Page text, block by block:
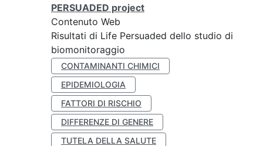
PERSUADED project
Contenuto Web
Risultati di Life Persuaded dello studio di
biomonitoraggio
CONTAMINANTI CHIMICI
EPIDEMIOLOGIA
FATTORI DI RISCHIO
DIFFERENZE DI GENERE
TUTELA DELLA SALUTE